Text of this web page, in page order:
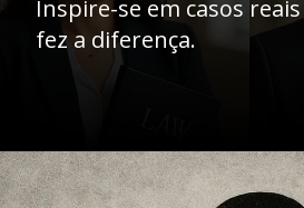
Inspire-se em casos
fez a diferença.
Openinghttps://